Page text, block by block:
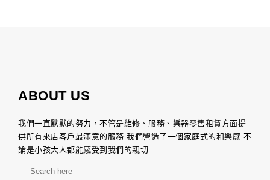
ABOUT US
我們一直默默的努力，不管是維修、服務、樂器零售租賃方面提
供所有來店客戶最滿意的服務 我們營造了一個家庭式的和樂感 不
論是小孩大人都能感受到我們的親切